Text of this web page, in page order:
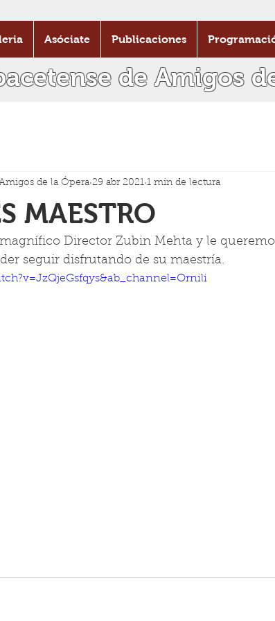
Publicaciones
Asóciate
de Amigos
MAESTRO
de la Ópera 29 abr 2021 1 min de lectura
Director Zubin Mehta y le
seguir disfrutando de su maestría.